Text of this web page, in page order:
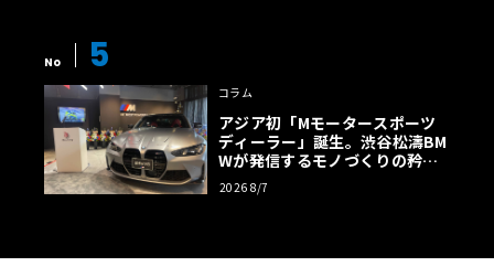
No 5
コラム
アジア初「Mモータースポーツ
ディーラー」誕生。渋谷松濤BM
Wが発信するモノづくりの矜持
【木下隆之コラム】
2026 8/7